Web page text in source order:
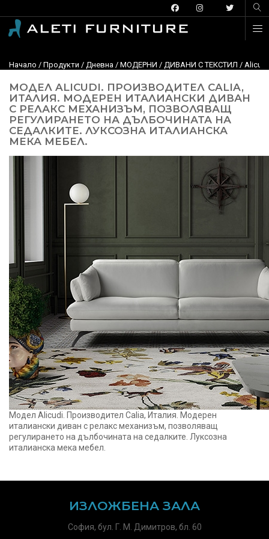
Начало / Продукти / Дневна / МОДЕРНИ / ДИВАНИ С ТЕКСТИЛ /
МОДЕЛ ALICUDI. ПРОИЗВОДИТЕЛ CALIA,
ИТАЛИЯ. МОДЕРЕН ИТАЛИАНСКИ ДИВАН
С РЕЛАКС МЕХАНИЗЪМ, ПОЗВОЛЯВАЩ
РЕГУЛИРАНЕТО НА ДЪЛБОЧИНАТА НА
СЕДАЛКИТЕ. ЛУКСОЗНА ИТАЛИАНСКА
МЕКА МЕБЕЛ.
Модел Alicudi. Производител Calia, Италия. Модерен
италиански диван с релакс механизъм, позволяващ
регулирането на дълбочината на седалките. Луксозна
италианска мека мебел.
ИЗЛОЖБЕНА ЗАЛА
София, бул. Г. М. Димитров, бл. 60